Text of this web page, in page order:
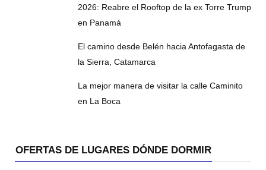
2026: Reabre el Rooftop de la ex Torre Trump
en Panamá
El camino desde Belén hacia Antofagasta de
la Sierra, Catamarca
La mejor manera de visitar la calle Caminito
en La Boca
OFERTAS DE LUGARES DÓNDE DORMIR